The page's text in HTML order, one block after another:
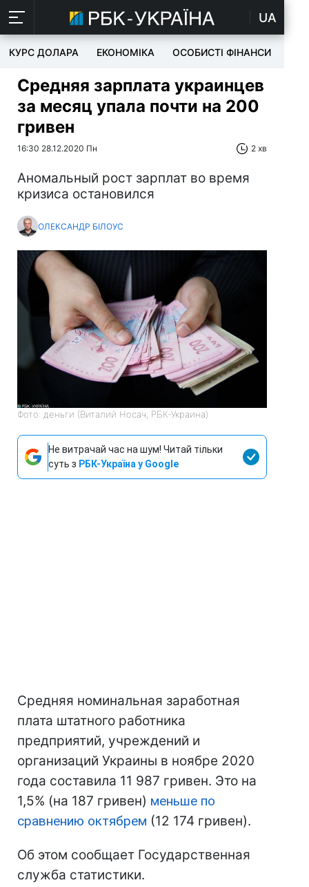
UA
КУРС ДОЛАРА ЕКОНОМІКА ОСОБИСТІ ФІНАНСИ
Средняя зарплата украинцев
за месяц упала почти на 200
гривен
16:30 28.12.2020 Пн 2 хв
Аномальный рост зарплат во время
кризиса остановился
ОЛЕКСАНДР БІЛОУС
Фото: деньги (Виталий Носач, РБК-Украина)
Не витрачай час на шум! Читай тільки
суть з РБК-Україна у Google
Средняя номинальная заработная
плата штатного работника
предприятий, учреждений и
организаций Украины в ноябре 2020
года составила 11 987 гривен. Это на
1,5% (на 187 гривен) меньше по
сравнению октябрем (12 174 гривен).
Об этом сообщает Государственная
служба статистики.